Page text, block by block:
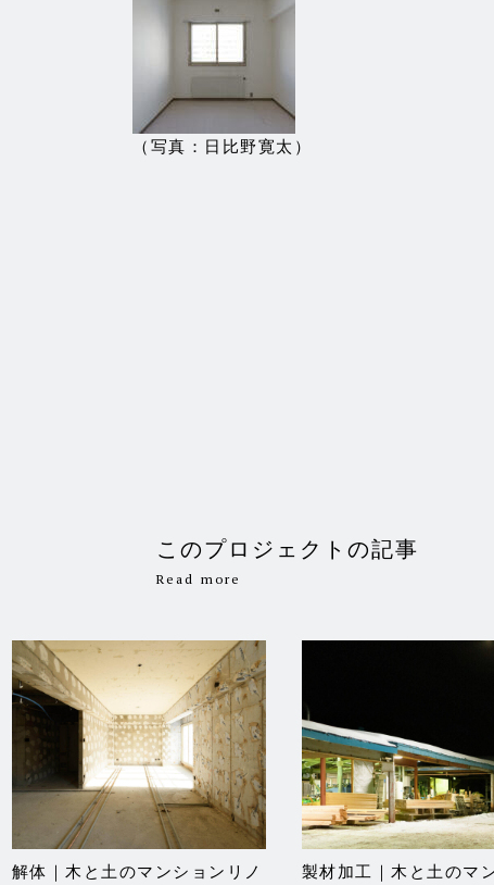
（写真：日比野寛太）
このプロジェクトの記事
Read more
解体｜木と土のマンションリノ 製材加工｜木と土のマ